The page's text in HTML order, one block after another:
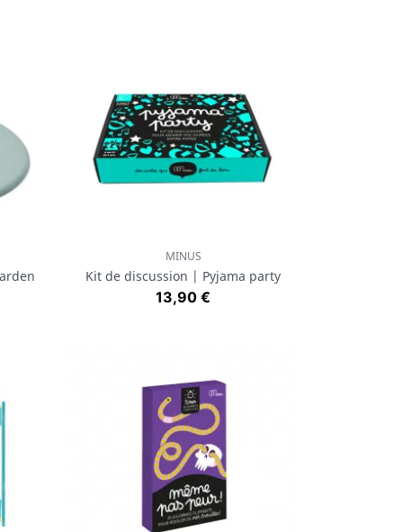
Aperçu rapide
MINUS
Kit de discussion | Pyjama party
Prix
13,90 €